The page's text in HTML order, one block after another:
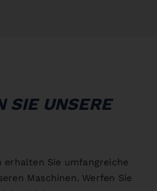
SIE UNSERE
erhalten Sie umfangreiche
Maschinen. Werfen Sie